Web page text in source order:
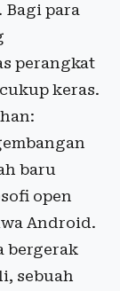
Bagi para
perangkat
keras.
baru
open
Android.
bergerak
sebuah